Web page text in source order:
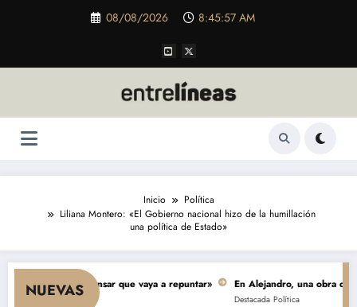
08/08/2026 8:45:58 AM
Inicio
Política
Liliana Montero: «El Gobierno nacional hizo de la humillación
una política de Estado»
NUEVAS
hace pensar que vaya a repuntar» En Alejandro, una obra de $ 5.000
Política